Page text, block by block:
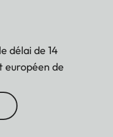
délai de 14
européen de